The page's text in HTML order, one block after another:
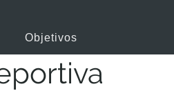
Objetivos